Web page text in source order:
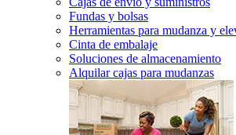
Fundas y bolsas
Herramientas para mudanza y
Cinta de embalaje
Soluciones de almacenamiento
Alquilar cajas para mudanzas